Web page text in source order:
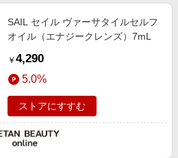
SAIL セイル ヴァーサタイルセルフ
オイル（エナジークレンズ）7mL
￥ 4,290
5.0%
ストアにすすむ